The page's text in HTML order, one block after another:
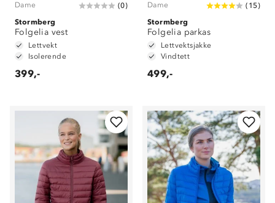
Dame (0)
Stormberg
Folgelia vest
Lettvekt
Isolerende
399,-
Dame ( 15)
Stormberg
Folgelia parkas
Lettvektsjakke
Vindtett
499,-